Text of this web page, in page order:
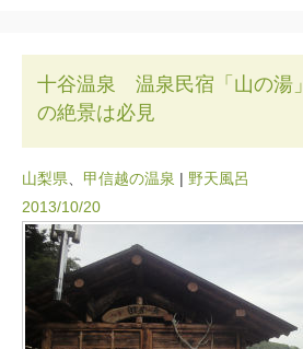
十谷温泉 温泉民宿「山の湯
の絶景は必見
山梨県 甲信越の温泉 | 野天風呂
2013/10/20